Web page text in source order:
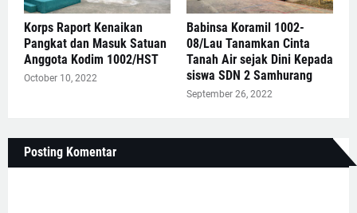
Korps Raport Kenaikan
Pangkat dan Masuk Satuan
Anggota Kodim 1002/HST
October 10, 2022
Babinsa Koramil 1002-
08/Lau Tanamkan Cinta
Tanah Air sejak Dini Kepada
siswa SDN 2 Samhurang
September 26, 2022
Posting Komentar